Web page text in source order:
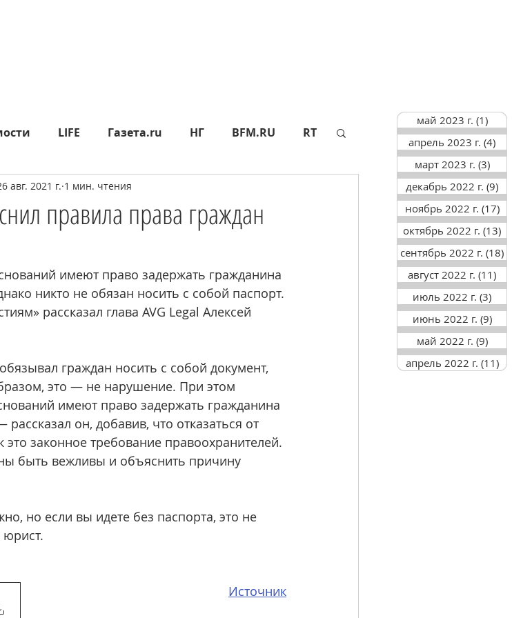
LIFE Газета.ru НГ BFM.RU RT
СП Прайм Metro
правила права граждан
авг. 2021 г. 1 мин. чтения
имеют право задержать гражданина
никто не обязан носить с собой паспорт.
рассказал глава AVG Legal Алексей
граждан носить с собой документ,
это — не нарушение. При этом
имеют право задержать гражданина
он, добавив, что отказаться от
это законное требование правоохранителей.
быть вежливы и объяснить причину
но если вы идете без паспорта, это не
по ношению паспорта _ Новости _ Известия _ 26.08
Источник
май 2023 г. (1)1
апрель 2023 г. (4)
март 2023 г. (3)3
декабрь 2022 г. (9)
ноябрь 2022 г. (17)
октябрь 2022 г. (13)
сентябрь 2022 г. (18)
август 2022 г. (11)
июль 2022 г. (3)
июнь 2022 г. (9)9
май 2022 г. (9)9
апрель 2022 г. (11)